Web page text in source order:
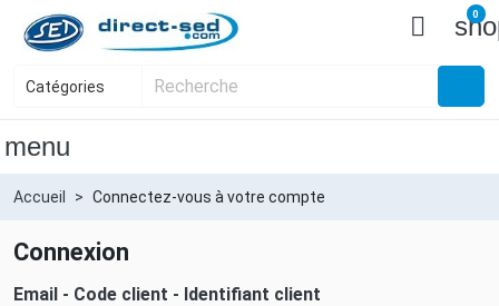
 0
menu
Accueil Connectez-vous à votre compte
Connexion
Email - Code client - Identifiant client